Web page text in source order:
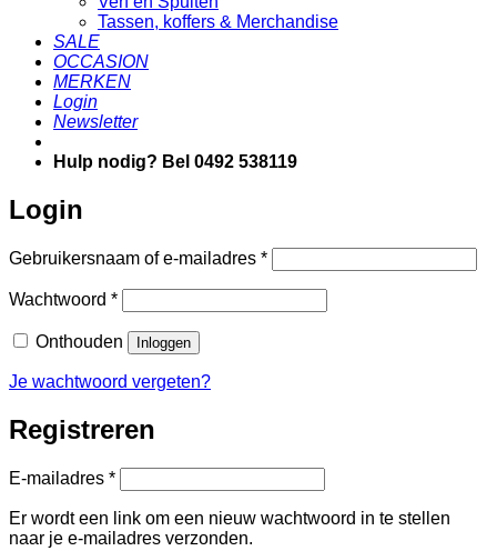
Tassen, koffers & Merchandise
SALE
OCCASION
MERKEN
Login
Newsletter
Hulp nodig? Bel 0492 538119
Login
Gebruikersnaam of e-mailadres *Vereist
Wachtwoord *Vereist
Onthouden Inloggen
Je wachtwoord vergeten?
Registreren
E-mailadres *Vereist
Er wordt een link om een nieuw wachtwoord in te stellen
naar je e-mailadres verzonden.